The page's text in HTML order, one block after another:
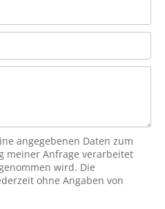
angegebenen Daten zum
meiner Anfrage verarbeitet
wird. Die
ohne Angaben von